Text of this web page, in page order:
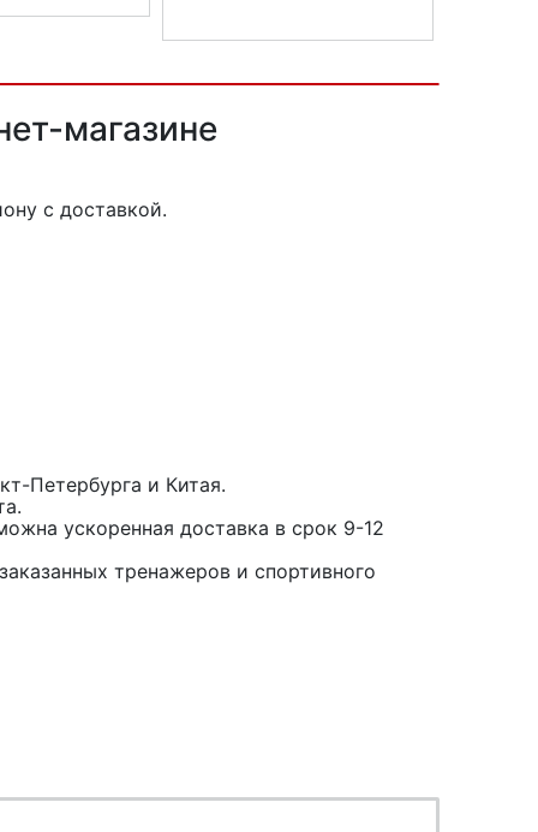
магазине
с доставкой.
Петербурга и Китая.
ускоренная доставка в срок 9-12
тренажеров и спортивного